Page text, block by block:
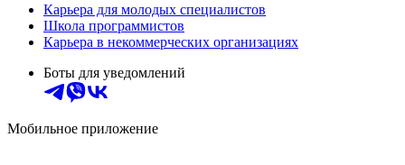
Карьера для молодых специалистов
Школа программистов
Карьера в некоммерческих организациях
Боты для уведомлений
Мобильное приложение